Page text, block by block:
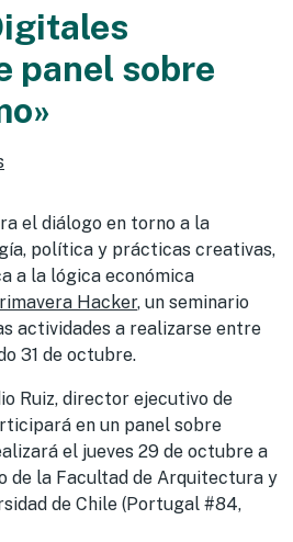
panel sobre
el diálogo en torno a la
política y prácticas creativas,
a la lógica económica
Hacker, un seminario
actividades a realizarse entre
31 de octubre.
Ruiz, director ejecutivo de
en un panel sobre
el jueves 29 de octubre a
de la Facultad de Arquitectura y
de Chile (Portugal #84,